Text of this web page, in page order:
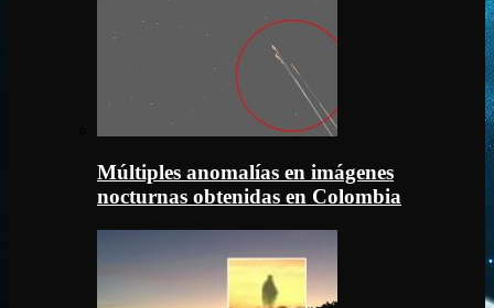
Múltiples anomalías en imágenes
nocturnas obtenidas en Colombia